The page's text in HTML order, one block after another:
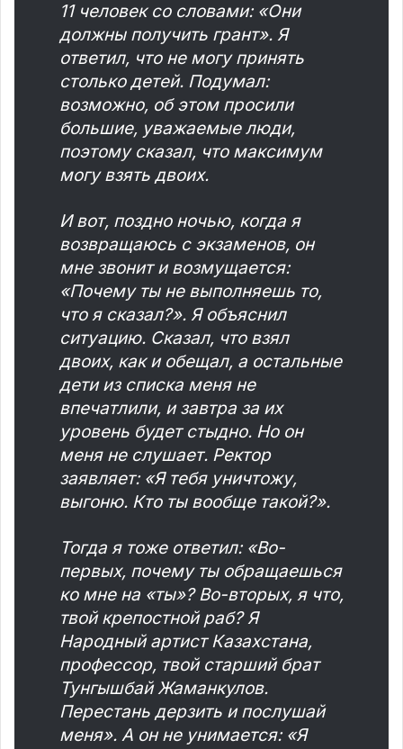
11 человек со словами: «Они
должны получить грант». Я
ответил, что не могу принять
столько детей. Подумал:
возможно, об этом просили
большие, уважаемые люди,
поэтому сказал, что максимум
могу взять двоих.
И вот, поздно ночью, когда я
возвращаюсь с экзаменов, он
мне звонит и возмущается:
«Почему ты не выполняешь то,
что я сказал?». Я объяснил
ситуацию. Сказал, что взял
двоих, как и обещал, а остальные
дети из списка меня не
впечатлили, и завтра за их
уровень будет стыдно. Но он
меня не слушает. Ректор
заявляет: «Я тебя уничтожу,
выгоню. Кто ты вообще такой?».
Тогда я тоже ответил: «Во-
первых, почему ты обращаешься
ко мне на «ты»? Во-вторых, я что,
твой крепостной раб? Я
Народный артист Казахстана,
профессор, твой старший брат
Тунгышбай Жаманкулов.
Перестань дерзить и послушай
меня». А он не унимается: «Я